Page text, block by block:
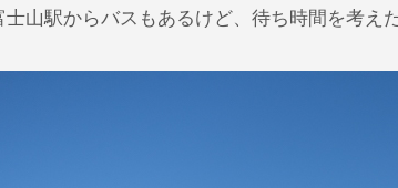
士山駅からバスもあるけど、待ち時間を考え